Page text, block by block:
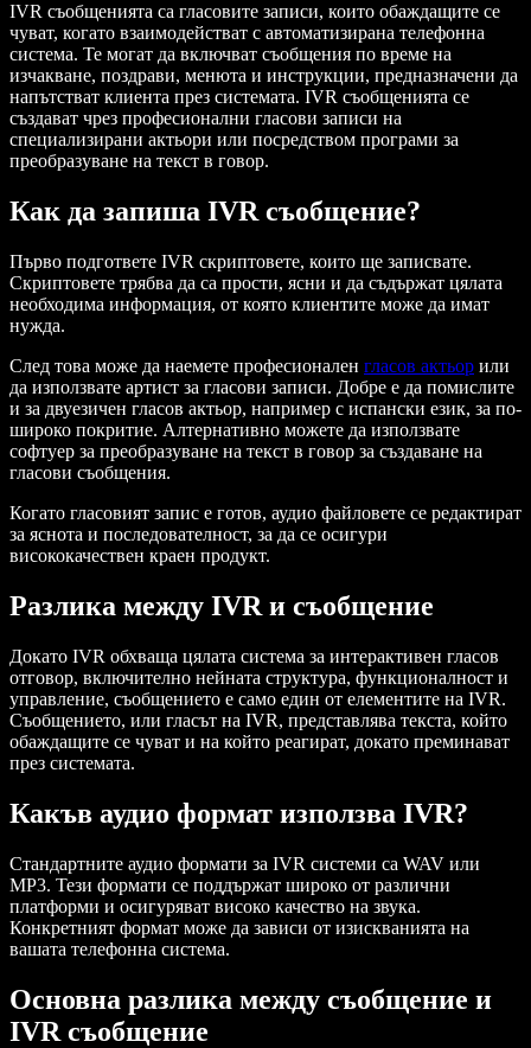
IVR съобщенията са гласовите записи, които обаждащите се
чуват, когато взаимодействат с автоматизирана телефонна
система. Те могат да включват съобщения по време на
изчакване, поздрави, менюта и инструкции, предназначени да
напътстват клиента през системата. IVR съобщенията се
създават чрез професионални гласови записи на
специализирани актьори или посредством програми за
преобразуване на текст в говор.
Как да запиша IVR съобщение?
Първо подгответе IVR скриптовете, които ще записвате.
Скриптовете трябва да са прости, ясни и да съдържат цялата
необходима информация, от която клиентите може да имат
нужда.
След това може да наемете професионален гласов актьор или
да използвате артист за гласови записи. Добре е да помислите
и за двуезичен гласов актьор, например с испански език, за по-
широко покритие. Алтернативно можете да използвате
софтуер за преобразуване на текст в говор за създаване на
гласови съобщения.
Когато гласовият запис е готов, аудио файловете се редактират
за яснота и последователност, за да се осигури
висококачествен краен продукт.
Разлика между IVR и съобщение
Докато IVR обхваща цялата система за интерактивен гласов
отговор, включително нейната структура, функционалност и
управление, съобщението е само един от елементите на IVR.
Съобщението, или гласът на IVR, представлява текста, който
обаждащите се чуват и на който реагират, докато преминават
през системата.
Какъв аудио формат използва IVR?
Стандартните аудио формати за IVR системи са WAV или
MP3. Тези формати се поддържат широко от различни
платформи и осигуряват високо качество на звука.
Конкретният формат може да зависи от изискванията на
вашата телефонна система.
Основна разлика между съобщение и
IVR съобщение